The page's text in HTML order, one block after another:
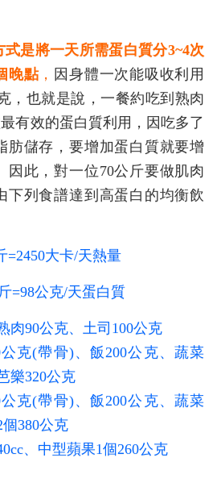
是將一天所需蛋白質分3~4次
晚點， 因身體一次能吸收利用
，也就是說，一餐約吃到熟肉
有效的蛋白質利用，因吃多了
肪儲存，要增加蛋白質就要增
因此，對一位70公斤要做肌肉
下列食譜達到高蛋白的均衡飲
=2450大卡/天熱量
=98公克/天蛋白質
肉90公克、土司100公克
克(帶骨)、飯200公克、蔬菜
樂320公克
克(帶骨)、飯200公克、蔬菜
380公克
、中型蘋果1個260公克